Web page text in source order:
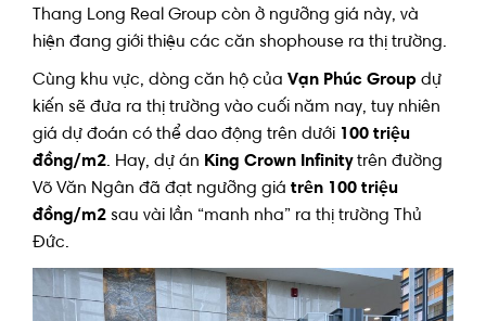
Thang Long Real Group còn ở ngưỡng giá này, và
hiện đang giới thiệu các căn shophouse ra thị trường.
Cùng khu vực, dòng căn hộ của Vạn Phúc Group dự
kiến sẽ đưa ra thị trường vào cuối năm nay, tuy nhiên
giá dự đoán có thể dao động trên dưới 100 triệu
đồng/m2. Hay, dự án King Crown Infinitytrên đường
Võ Văn Ngân đã đạt ngưỡng giá trên 100 triệu
đồng/m2 sau vài lần “manh nha” ra thị trường Thủ
Đức.